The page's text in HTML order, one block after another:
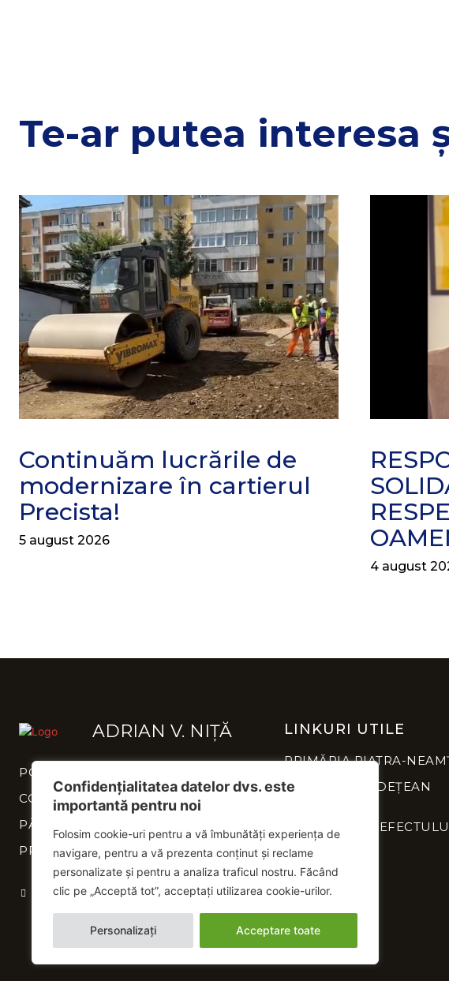
Confidențialitatea datelor dvs. este
importantă pentru noi
Folosim cookie-uri pentru a vă îmbunătăți experiența de
navigare, pentru a vă prezenta conținut și reclame
personalizate și pentru a analiza traficul nostru. Făcând
clic pe „Acceptă tot”, acceptați utilizarea cookie-urilor.
Personalizați Acceptare toate
Te-ar putea interesa
Continuăm lucrările de
modernizare în cartierul
Precista!
5 august 2026
4 august
ADRIAN V. NIȚĂ
POLITICĂ DE CONFIDENȚIALITATE
CONTACT
PĂREREA TA CONTEAZĂ
PROIECTE
LINKURI UTILE
PRIMĂRIA PIATRA-
CONSILIUL JUDEȚEAN
INSTITUȚIA
NEAMȚ